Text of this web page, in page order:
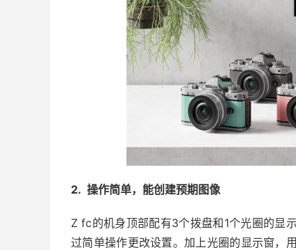
2. 操作简单，能创建预期图像
Z fc的机身顶部配有3个拨盘和1个光圈的显
过简单操作更改设置。加上光圈的显示窗，